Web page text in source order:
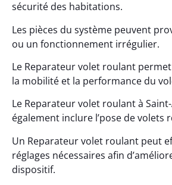
sécurité des habitations.
Les pièces du système peuvent
ou un fonctionnement irrégulier.
Le Reparateur volet roulant
la mobilité et la performance du
Le Reparateur volet roulant à
également inclure l’pose de volets
Un Reparateur volet roulant peut
réglages nécessaires afin
dispositif.